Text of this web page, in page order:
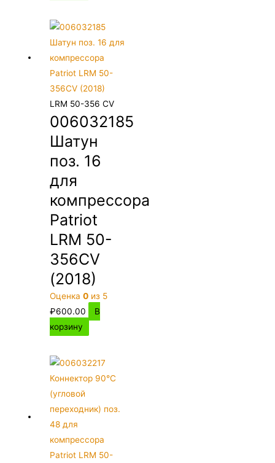
LRM 50-356 CV
006032185
Шатун
поз. 16
для
компрессора
Patriot
LRM 50-
356CV
(2018)
Оценка0 из 5
₽600.00
В
корзину